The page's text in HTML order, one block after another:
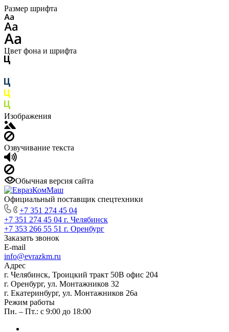
Размер шрифта
Цвет фона и шрифта
Изображения
Озвучивание текста
Обычная версия сайта
Официальный поставщик спецтехники
+7 351 274 45 04
+7 351 274 45 04 г. Челябинск
+7 353 266 55 51 г. Оренбург
Заказать звонок
E-mail
info@evrazkm.ru
Адрес
г. Челябинск, Троицкий тракт 50В офис 204
г. Оренбург, ул. Монтажников 32
г. Екатеринбург, ул. Монтажников 26а
Режим работы
Пн. – Пт.: с 9:00 до 18:00